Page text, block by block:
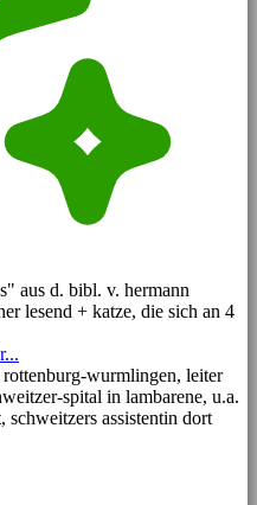
aus d. bibl. v. hermann
lesend + katze, die sich an 4
wurmlingen, leiter
spital in lambarene, u.a.
schweitzers assistentin dort